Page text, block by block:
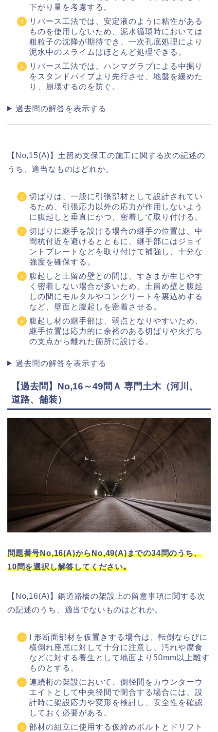
下がり量を考慮する。
リバース工法では、安定液のように粘性がある
ものを使用しないため、泥水循環時においては
粗粒子の沈降が期待でき、一次孔底処理により
泥水中のスライムはほとんど処理できる。
リバース工法では、ハンマグラブによる中掘り
をスタンドパイプより先行させ、地盤を緩めた
り、崩壊するのを防ぐ。
過去問の解答を表示する
【No,15(A)】土留め支保工の施工に関する次の記述の
うち、適当なものはどれか。
切ばりは、一般に引張部材として設計されてい
るため、引張応力以外の応力が作用しないよう
に腹起しと垂直にかつ、密着して取り付ける。
切ばりに継手を設ける場合の継手の位置は、中
間杭付近を避けるとともに、継手部にはジョイ
ントプレートなどを取り付けて補強し、十分な
強度を確保する。
腹起しと土留め壁との間は、すきまが生じやす
く密着しない場合が多いため、土留め壁と腹起
しの間にモルタルやコンクリートを裏込めする
など、壁面と腹起しを密着させる。
腹起し材の継手部は、弱点となりやすいため、
継手位置は応力的に余裕のある切ばりや火打ち
の支点から離れた箇所に設ける。
過去問の解答を表示する
【過去問】No,16～49問Ａ 専門土木（河川、
道路、舗装）
問題番号No,16(A)からNo,49(A)までの34問のうち、
10問を選択し解答してください｡
【No,16(A)】鋼道路橋の架設上の留意事項に関する次
の記述のうち、適当でないものはどれか。
I 形断面部材を仮置きする場合は、転倒ならびに
横倒れ座屈に対して十分に注意し、汚れや腐食
などに対する養生として地面より50mm以上離す
ものとする。
連続桁の架設において、側径間をカウンターウ
エイトとして中央径間で閉合する場合には、設
計時に架設応力や変形を検討し、安全性を確認
しておく必要がある。
部材の組立に使用する仮締めボルトとドリフト